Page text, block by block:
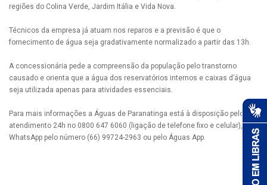
regiões do Colina Verde, Jardim Itália e Vida Nova.
Técnicos da empresa já atuam nos reparos e a previsão é que o
fornecimento de água seja gradativamente normalizado a partir das 13h.
A concessionária pede a compreensão da população pelo transtorno
causado e orienta que a água dos reservatórios internos e caixas d’água
seja utilizada apenas para atividades essenciais.
Para mais informações a Águas de Paranatinga está à disposição pelo
atendimento 24h no 0800 647 6060 (ligação de telefone fixo e celular), via
WhatsApp pelo número (66) 99724-2963 ou pelo Águas App.